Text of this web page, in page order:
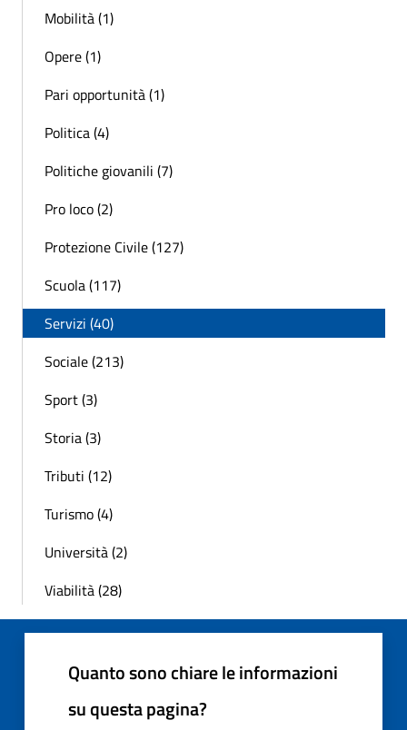
Mobilità (1)
Opere (1)
Pari opportunità (1)
Politica (4)
Politiche giovanili (7)
Pro loco (2)
Protezione Civile (127)
Scuola (117)
Servizi (40)
Sociale (213)
Sport (3)
Storia (3)
Tributi (12)
Turismo (4)
Università (2)
Viabilità (28)
Quanto sono chiare le informazioni
su questa pagina?